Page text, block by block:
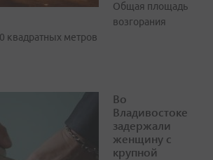
Общая площадь
возгорания
квадратных метров
Во
Владивостоке
задержали
женщину с
крупной